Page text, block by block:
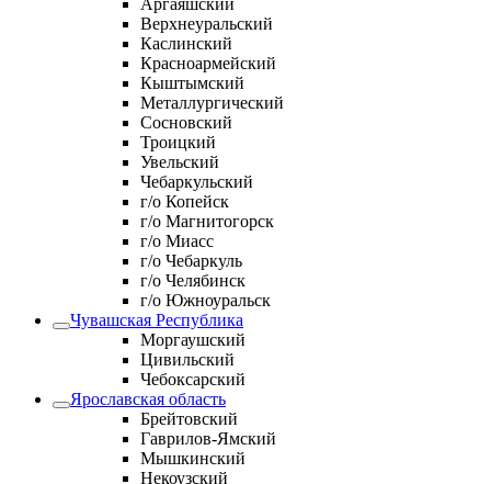
Верхнеуральский
Каслинский
Красноармейский
Кыштымский
Металлургический
Сосновский
Троицкий
Увельский
Чебаркульский
г/о Копейск
г/о Магнитогорск
г/о Миасс
г/о Чебаркуль
г/о Челябинск
г/о Южноуральск
Чувашская Республика
Моргаушский
Цивильский
Чебоксарский
Ярославская область
Брейтовский
Гаврилов-Ямский
Мышкинский
Некоузский